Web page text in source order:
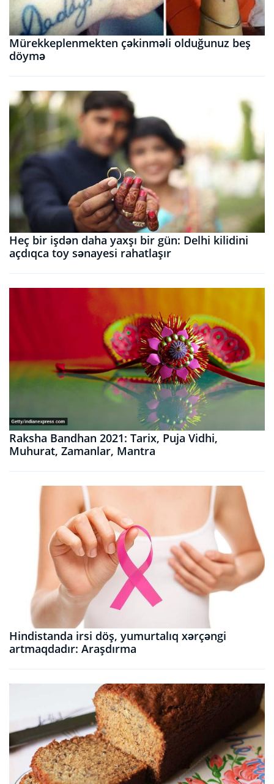
Mürekkeplenmekten çəkinməli olduğunuz beş
döymə
Heç bir işdən daha yaxşı bir gün: Delhi kilidini
açdıqca toy sənayesi rahatlaşır
Raksha Bandhan 2021: Tarix, Puja Vidhi,
Muhurat, Zamanlar, Mantra
Hindistanda irsi döş, yumurtalıq xərçəngi
artmaqdadır: Araşdırma